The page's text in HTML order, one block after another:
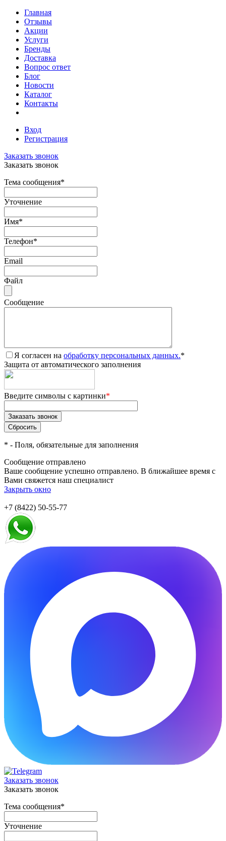
Главная
Отзывы
Акции
Услуги
Бренды
Доставка
Вопрос ответ
Блог
Новости
Каталог
Контакты
Вход
Регистрация
Заказать звонок
Заказать звонок
Тема сообщения*
Уточнение
Имя*
Телефон*
Email
Файл
Сообщение
Я согласен на обработку персональных данных.*
Защита от автоматического заполнения
Введите символы с картинки*
* - Поля, обязательные для заполнения
Сообщение отправлено
Ваше сообщение успешно отправлено. В ближайшее время с
Вами свяжется наш специалист
Закрыть окно
+7 (8422) 50-55-77
Заказать звонок
Заказать звонок
Тема сообщения*
Уточнение